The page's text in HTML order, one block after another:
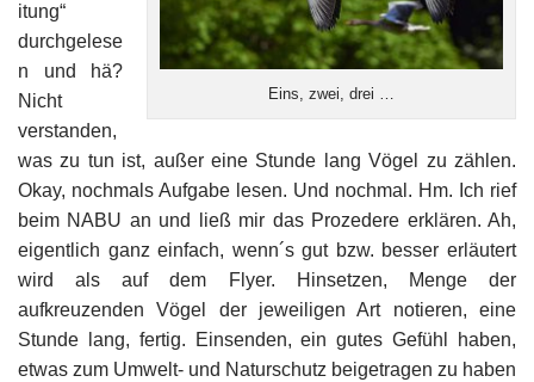
Eins, zwei, drei …
itung“
durchgelese
n und hä?
Nicht
verstanden,
was zu tun ist, außer eine Stunde lang Vögel zu zählen.
Okay, nochmals Aufgabe lesen. Und nochmal. Hm. Ich rief
beim NABU an und ließ mir das Prozedere erklären. Ah,
eigentlich ganz einfach, wenn´s gut bzw. besser erläutert
wird als auf dem Flyer. Hinsetzen, Menge der
aufkreuzenden Vögel der jeweiligen Art notieren, eine
Stunde lang, fertig. Einsenden, ein gutes Gefühl haben,
etwas zum Umwelt- und Naturschutz beigetragen zu haben